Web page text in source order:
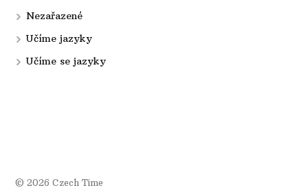
Nezařazené
Učíme jazyky
Učíme se jazyky
© 2026 Czech Time